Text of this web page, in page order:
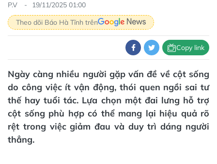
P.V
19/11/2025 01:00
Theo dõi Báo Hà Tĩnh trên
Copy link
Ngày càng nhiều người gặp vấn đề về cột sống
do công việc ít vận động, thói quen ngồi sai tư
thế hay tuổi tác. Lựa chọn một đai lưng hỗ trợ
cột sống phù hợp có thể mang lại hiệu quả rõ
rệt trong việc giảm đau và duy trì dáng người
thẳng.